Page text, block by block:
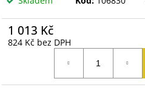
1 013 Kč
824 Kč bez DPH